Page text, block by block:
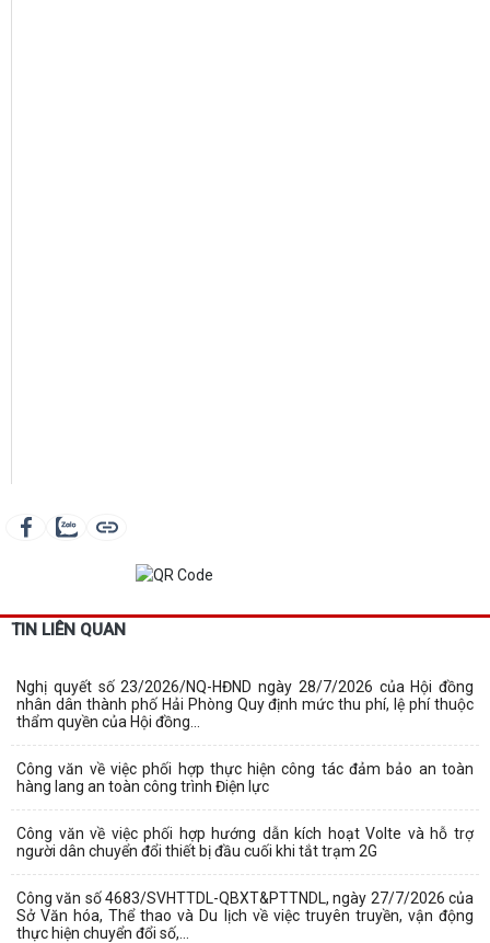
TIN LIÊN QUAN
Nghị quyết số 23/2026/NQ-HĐND ngày 28/7/2026 của Hội đồng
nhân dân thành phố Hải Phòng Quy định mức thu phí, lệ phí thuộc
thẩm quyền của Hội đồng...
Công văn về việc phối hợp thực hiện công tác đảm bảo an toàn
hàng lang an toàn công trình Điện lực
Công văn về việc phối hợp hướng dẫn kích hoạt Volte và hỗ trợ
người dân chuyển đổi thiết bị đầu cuối khi tắt trạm 2G
Công văn số 4683/SVHTTDL-QBXT&PTTNDL, ngày 27/7/2026 của
Sở Văn hóa, Thể thao và Du lịch về việc truyên truyền, vận động
thực hiện chuyển đổi số,...